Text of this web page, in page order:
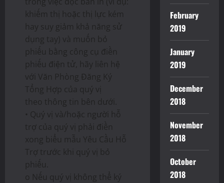
khiếm thị hoặc thị lực kém
hay suy giảm khả năng sử
dụng tay) và muốn bỏ
phiếu bằng công cụ điền
phiếu điện tử, hãy liên hệ
với Văn Phòng Đăng Ký
Tổng Hợp của quý vị
theo thông tin bên dưới.
• Quý vị và/hoặc người hỗ
trợ của quý vị phải điền
xong biểu mẫu Yêu Cầu Hỗ
Trợ trước khi quý vị bỏ
phiếu.
o Nếu quý vị không thể ký
February
2019
January
2019
December
2018
November
2018
October
2018